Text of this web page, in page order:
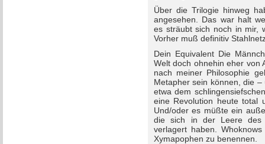
Über die Trilogie hinweg
angesehen. Das war halt
es sträubt sich noch in mir,
Vorher muß definitiv
Dein Equivalent Die
Welt doch ohnehin eher von
nach meiner Philosophie
Metapher sein können, die
etwa dem
eine Revolution heute total
Und/oder es müßte ein
die sich in der Leere des
verlagert haben.
Xymapophen zu benennen.